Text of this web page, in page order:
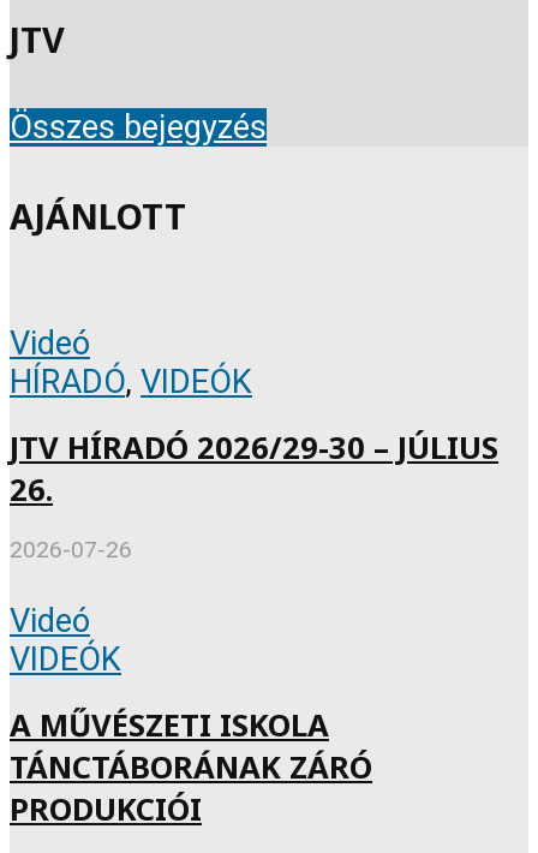
JTV
Összes bejegyzés
AJÁNLOTT
Videó
HÍRADÓ, VIDEÓK
JTV HÍRADÓ 2026/29-30 – JÚLIUS
26.
2026-07-26
Videó
VIDEÓK
A MŰVÉSZETI ISKOLA
TÁNCTÁBORÁNAK ZÁRÓ
PRODUKCIÓI